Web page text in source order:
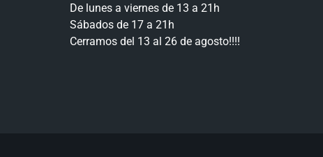
De lunes a viernes de 13 a 21h
Sábados de 17 a 21h
Cerramos del 13 al 26 de agosto!!!!